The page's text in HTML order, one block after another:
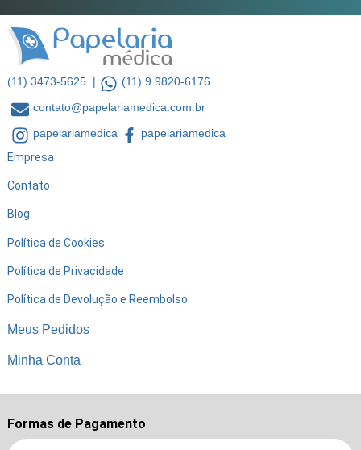
(11) 3473-5625 |
(11) 9.9820-6176
contato@papelariamedica.com.br
papelariamedica
papelariamedica
Empresa
Contato
Blog
Política de Cookies
Política de Privacidade
Política de Devolução e Reembolso
Meus Pedidos
Minha Conta
Formas de Pagamento